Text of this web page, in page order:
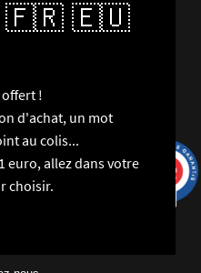
🇫🇷 🇪🇺
offert !
d'achat, un mot
au colis...
euro, allez dans votre
choisir.
Aide
livraison
/10
9993 avis